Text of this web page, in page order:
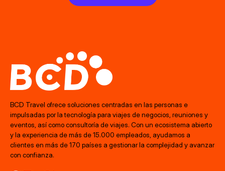
BCD Travel ofrece soluciones centradas en las personas e
impulsadas por la tecnología para viajes de negocios, reuniones y
eventos, así como consultoría de viajes. Con un ecosistema abierto
y la experiencia de más de 15.000 empleados, ayudamos a
clientes en más de 170 países a gestionar la complejidad y avanzar
con confianza.